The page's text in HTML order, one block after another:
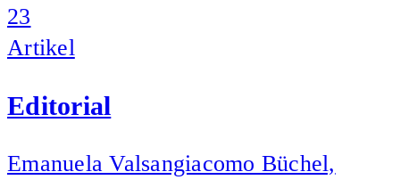
23
Artikel
Editorial
Emanuela Valsangiacomo Büchel,